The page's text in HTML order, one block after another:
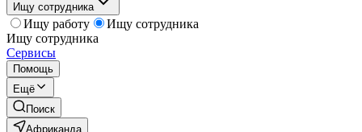
Ищу сотрудника
Ищу работу
Ищу сотрудника
Ищу сотрудника
Сервисы
Помощь
Ещё
Поиск
Африканда